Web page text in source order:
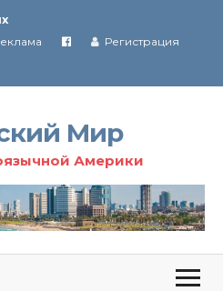
с Ираном
в Иране
Регистрация
Мир
Америки